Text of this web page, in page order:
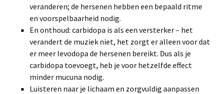
veranderen; de hersenen hebben een bepaald ritme
en voorspelbaarheid nodig.
En onthoud: carbidopa is als een versterker – het
verandert de muziek niet, het zorgt er alleen voor dat
er meer levodopa de hersenen bereikt. Dus als je
carbidopa toevoegt, heb je voor hetzelfde effect
minder mucuna nodig.
Luisteren naar je lichaam en zorgvuldig aanpassen